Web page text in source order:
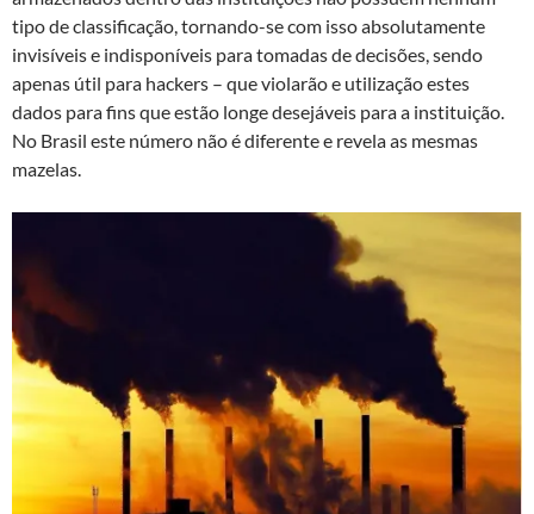
tipo de classificação, tornando-se com isso absolutamente
invisíveis e indisponíveis para tomadas de decisões, sendo
apenas útil para hackers – que violarão e utilização estes
dados para fins que estão longe desejáveis para a instituição.
No Brasil este número não é diferente e revela as mesmas
mazelas.